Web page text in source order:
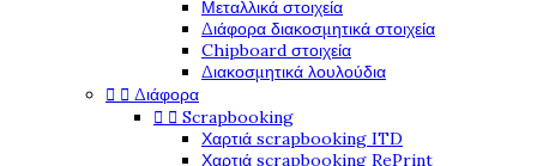
Μεταλλικά στοιχεία
Διάφορα διακοσμητικά στοιχεία
Chipboard στοιχεία
Διακοσμητικά λουλούδια
  Διάφορα
  Scrapbooking
Χαρτιά scrapbooking ITD
Χαρτιά scrapbooking RePrint